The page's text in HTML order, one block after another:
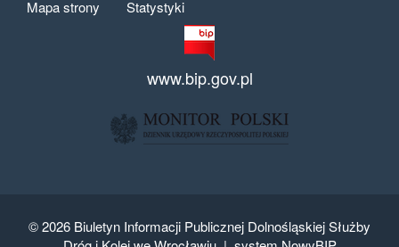
Mapa strony Statystyki
www.bip.gov.pl
© 2026 Biuletyn Informacji Publicznej Dolnośląskiej Służby